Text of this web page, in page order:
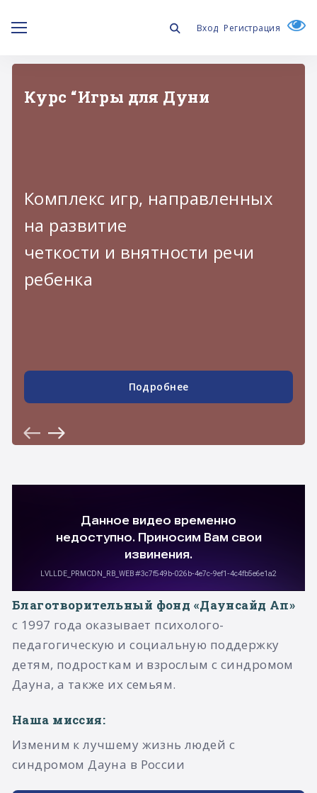
Вход Регистрация
Пособие "Начинаем Говорить"
Логобанк
Апробированная методика «Начинаем говорить»
по развитию речи, разработанная специалистами
Даунсайд Ап
с учетом особенностей развития детей с
Перейти
Благотворительный фонд «Даунсайд Ап»
с 1997 года оказывает психолого-
педагогическую и социальную поддержку
детям, подросткам и взрослым с синдромом
Дауна, а также их семьям.​
Наша миссия:
Изменим к лучшему жизнь людей с
синдромом Дауна в России